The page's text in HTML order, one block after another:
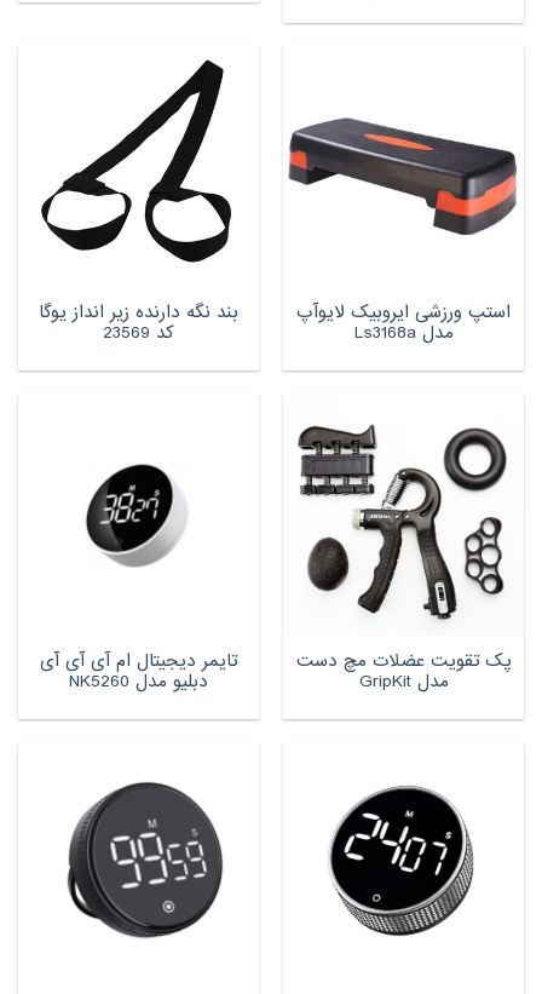
استپ ورزشی ایروبیک لایوآپ
مدل Ls3168a
بند نگه دارنده زیر انداز یوگا
کد 23569
پک تقویت عضلات مچ دست
مدل GripKit
تایمر دیجیتال ام آی آی آی
دبلیو مدل NK5260